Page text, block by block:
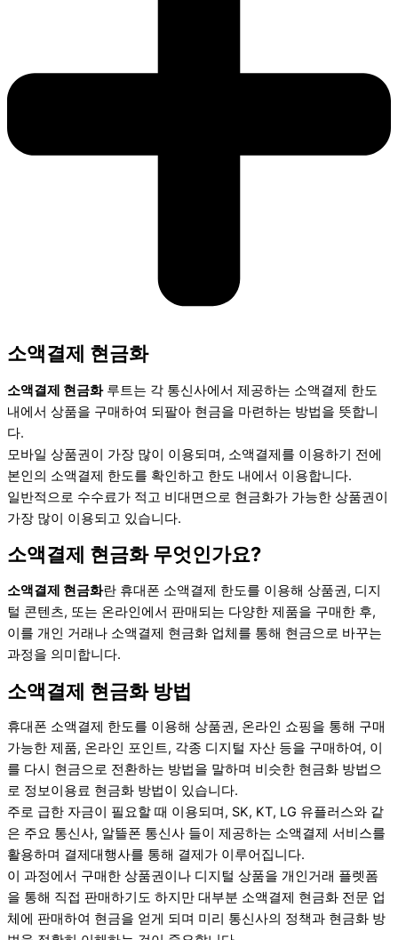
소액결제 현금화
소액결제 현금화루트는 각 통신사에서 제공하는 소액결제 한도
내에서 상품을 구매하여 되팔아 현금을 마련하는 방법을 뜻합니
다.
모바일 상품권이 가장 많이 이용되며, 소액결제를 이용하기 전에
본인의 소액결제 한도를 확인하고 한도 내에서 이용합니다.
일반적으로 수수료가 적고 비대면으로 현금화가 가능한 상품권이
가장 많이 이용되고 있습니다.
소액결제 현금화 무엇인가요?
소액결제 현금화란 휴대폰 소액결제 한도를 이용해 상품권, 디지
털 콘텐츠, 또는 온라인에서 판매되는 다양한 제품을 구매한 후,
이를 개인 거래나 소액결제 현금화 업체를 통해 현금으로 바꾸는
과정을 의미합니다.
소액결제 현금화 방법
휴대폰 소액결제 한도를 이용해 상품권, 온라인 쇼핑을 통해 구매
가능한 제품, 온라인 포인트, 각종 디지털 자산 등을 구매하여, 이
를 다시 현금으로 전환하는 방법을 말하며 비슷한 현금화 방법으
로 정보이용료 현금화 방법이 있습니다.
주로 급한 자금이 필요할 때 이용되며, SK, KT, LG 유플러스와 같
은 주요 통신사, 알뜰폰 통신사 들이 제공하는 소액결제 서비스를
활용하며 결제대행사를 통해 결제가 이루어집니다.
이 과정에서 구매한 상품권이나 디지털 상품을 개인거래 플렛폼
을 통해 직접 판매하기도 하지만 대부분 소액결제 현금화 전문 업
체에 판매하여 현금을 얻게 되며 미리 통신사의 정책과 현금화 방